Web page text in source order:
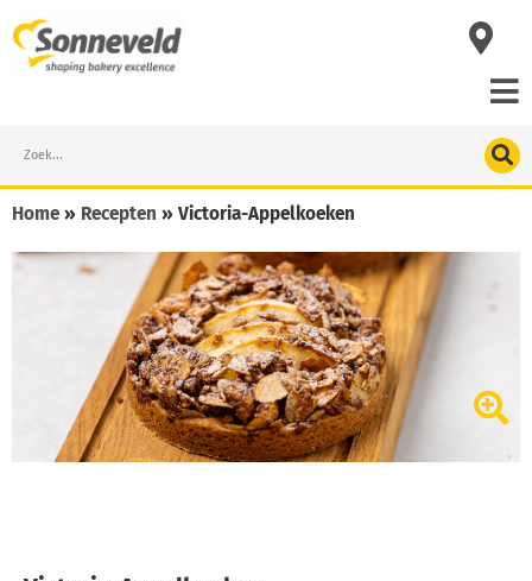
to
content
Search
Home » Recepten » Victoria-Appelkoeken